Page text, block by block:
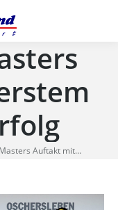
Auftakt mit…